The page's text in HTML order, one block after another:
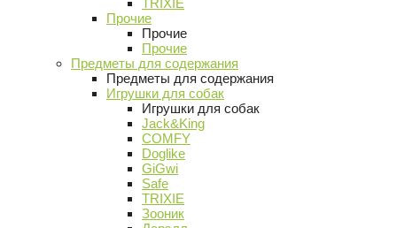
TRIXIE
Прочие
Прочие
Прочие
Предметы для содержания
Предметы для содержания
Игрушки для собак
Игрушки для собак
Jack&King
COMFY
Doglike
GiGwi
Safe
TRIXIE
Зооник